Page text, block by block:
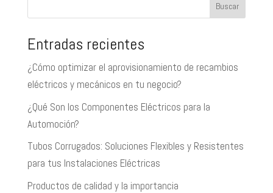
Buscar
Entradas recientes
¿Cómo optimizar el aprovisionamiento de recambios
eléctricos y mecánicos en tu negocio?
¿Qué Son los Componentes Eléctricos para la
Automoción?
Tubos Corrugados: Soluciones Flexibles y Resistentes
para tus Instalaciones Eléctricas
Productos de calidad y la importancia